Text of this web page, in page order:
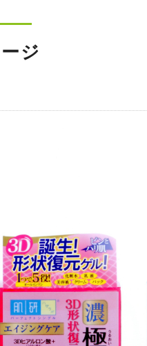
ジ